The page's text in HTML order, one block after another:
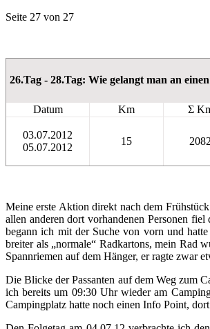
Seite 27 von 27
26.Tag - 28.Tag: Wie gelangt man an
Datum Km Σ
03.07.2012
05.07.2012
15 2082
Meine erste Aktion direkt nach dem
allen anderen dort vorhandenen Personen
begann ich mit der Suche von vorn und
breiter als „normale“ Radkartons, mein Rad
Spannriemen auf dem Hänger, er ragte zwar
Die Blicke der Passanten auf dem Weg zum
ich bereits um 09:30 Uhr wieder am
Campingplatz hatte noch einen Info Point,